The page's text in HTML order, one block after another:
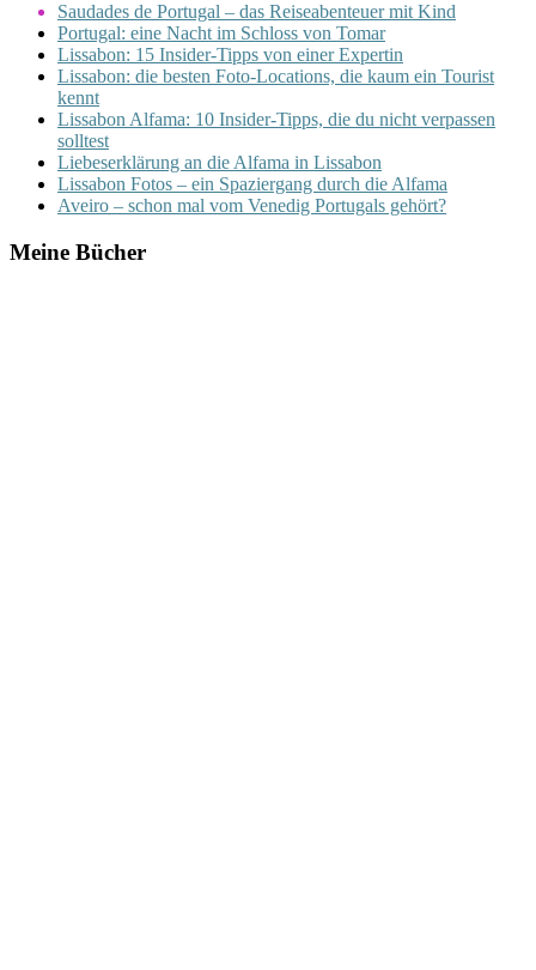
Saudades de Portugal – das Reiseabenteuer mit Kind
Portugal: eine Nacht im Schloss von Tomar
Lissabon: 15 Insider-Tipps von einer Expertin
Lissabon: die besten Foto-Locations, die kaum ein Tourist
kennt
Lissabon Alfama: 10 Insider-Tipps, die du nicht verpassen
solltest
Liebeserklärung an die Alfama in Lissabon
Lissabon Fotos – ein Spaziergang durch die Alfama
Aveiro – schon mal vom Venedig Portugals gehört?
Meine Bücher